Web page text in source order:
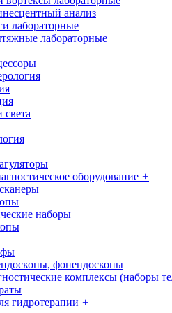
анализ
лабораторные
лабораторные
оборудование +
наборы
фонендоскопы
комплексы (наборы
гидротерапии +